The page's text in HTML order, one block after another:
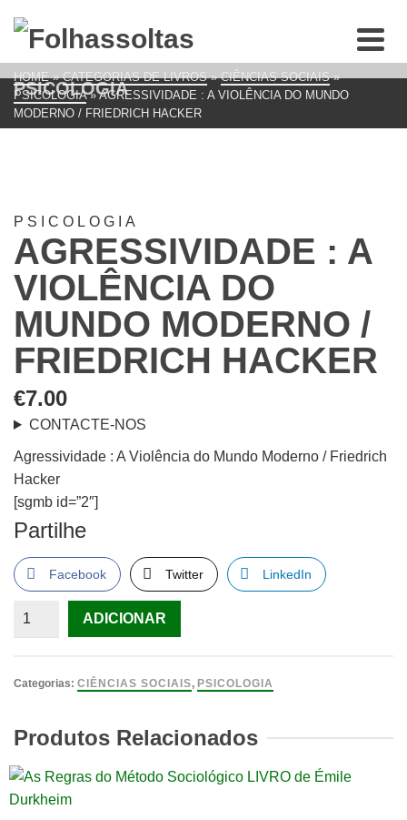
PSICOLOGIA
HOME » CATEGORIAS DE LIVROS » CIÊNCIAS SOCIAIS »
PSICOLOGIA » AGRESSIVIDADE : A VIOLÊNCIA DO MUNDO
MODERNO / FRIEDRICH HACKER
PSICOLOGIA
AGRESSIVIDADE : A
VIOLÊNCIA DO
MUNDO MODERNO /
FRIEDRICH HACKER
€7.00
CONTACTE-NOS
Agressividade : A Violência do Mundo Moderno / Friedrich
Hacker
[sgmb id=”2″]
Partilhe
Facebook Twitter LinkedIn
Quantidade
:
do
Mundo
Moderno
ADICIONAR
Categorias: CIÊNCIAS SOCIAIS, PSICOLOGIA
Produtos Relacionados